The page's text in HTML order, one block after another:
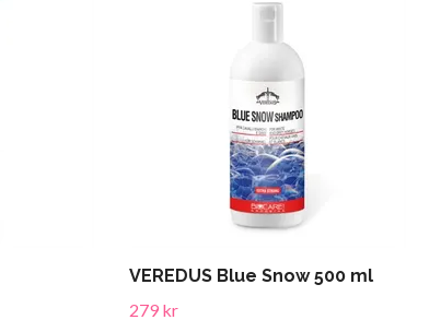
VEREDUS Blue Snow 500 ml
279 kr